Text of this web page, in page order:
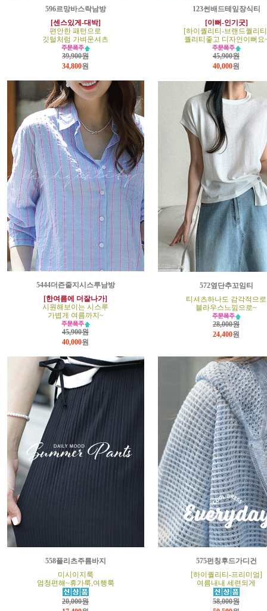
596르망바스락남방
[센스있게-대박]
편안한 패턴으로
깃털처럼 가벼운셔츠
39,900원
34,800원
123썬배드테잎장식티
[이뻐-인기굿]
[하이퀄리티-브랜드퀄리
퀄리티좋고 디자인이뻐요
45,900원
40,000원
5444더즌줄지시스루남방
[한여름에 더잘나가]
시원해보이는 시스루
가볍게 여름까지~
45,900원
40,000원
572옆단추꼬임티
티셔츠하나도 감각적으로
블라우스느낌으로~
28,000원
24,400원
558플리츠주름바지
미시이지룩
엄청편해~휴가룩,여행룩
20,000원
575펀칭후드가디건
[하이퀄리티-프리미엄]
여름내내 세련되게
58,000원